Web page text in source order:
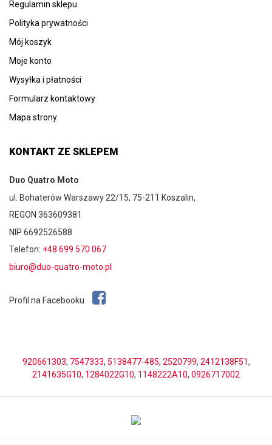
Regulamin sklepu
Polityka prywatności
Mój koszyk
Moje konto
Wysyłka i płatności
Formularz kontaktowy
Mapa strony
KONTAKT ZE SKLEPEM
Duo Quatro Moto
ul. Bohaterów Warszawy 22/15, 75-211 Koszalin,
REGON 363609381
NIP 6692526588
Telefon: +48 699 570 067
biuro@duo-quatro-moto.pl
Profil na Facebooku
920661303, 7547333, 5138477-485, 2520799, 2412138F51,
2141635G10, 1284022G10, 1148222A10, 0926717002